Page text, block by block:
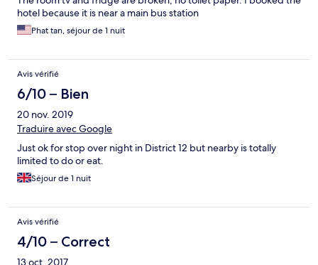
hotel because it is near a main bus station
Phat tan, séjour de 1 nuit
Avis vérifié
6/10 – Bien
20 nov. 2019
Traduire avec Google
Just ok for stop over night in District 12 but nearby is totally
limited to do or eat.
Séjour de 1 nuit
Avis vérifié
4/10 – Correct
13 oct. 2017